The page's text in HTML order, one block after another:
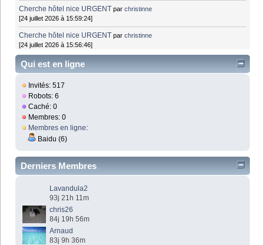
Cherche hôtel nice URGENT parchristinne
[24 juillet 2026 à 15:59:24]
Cherche hôtel nice URGENT parchristinne
[24 juillet 2026 à 15:56:46]
Qui est en ligne
Invités: 517
Robots: 6
Caché: 0
Membres: 0
Membres en ligne:
Baidu (6)
Derniers Membres
Lavandula2
93j 21h 11m
chris26
84j 19h 56m
Arnaud
83j 9h 36m